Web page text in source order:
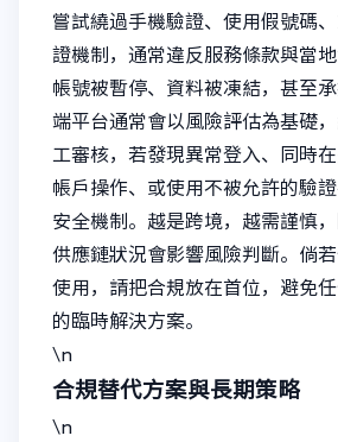
嘗試繞過手機驗證、使用假號碼
證機制，通常違反服務條款與當
帳號被暫停、資料被凍結，甚至
端平台通常會以風險評估為基礎
工審核，若發現異常登入、同時
帳戶操作、或使用不被允許的驗
安全機制。越是跨境，越需謹慎
供應鏈狀況會影響風險判斷。倘
使用，請把合規放在首位，避免
的臨時解決方案。
\n
合規替代方案與長期策略
\n